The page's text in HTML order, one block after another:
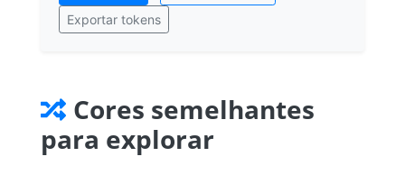
Exportar tokens
Cores semelhantes
para explorar